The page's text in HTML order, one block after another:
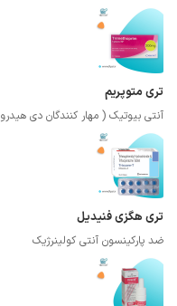
تری متوپریم
آنتی بیوتیک ( مهار کنندگان دی هیدرو
تری هگزی فنیدیل
ضد پارکینسون آنتی کولینرژیک